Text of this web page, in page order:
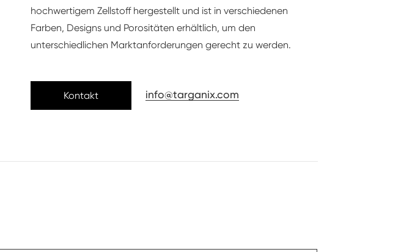
hochwertigem Zellstoff hergestellt und ist in verschiedenen
Farben, Designs und Porositäten erhältlich, um den
unterschiedlichen Marktanforderungen gerecht zu werden.
Kontakt info@targanix.com